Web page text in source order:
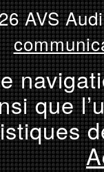
AVS
que